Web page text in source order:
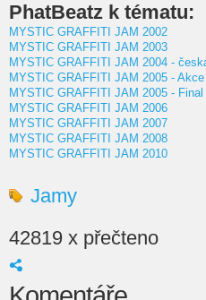
PhatBeatz k tématu:
MYSTIC GRAFFITI JAM 2002
MYSTIC GRAFFITI JAM 2003
MYSTIC GRAFFITI JAM 2004 -
MYSTIC GRAFFITI JAM 2005 - Akce
MYSTIC GRAFFITI JAM 2005 - Final
MYSTIC GRAFFITI JAM 2006
MYSTIC GRAFFITI JAM 2007
MYSTIC GRAFFITI JAM 2008
MYSTIC GRAFFITI JAM 2010
Jamy
42819 x přečteno